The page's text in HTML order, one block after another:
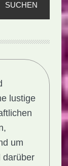
SUCHEN
lustige
um
darüber